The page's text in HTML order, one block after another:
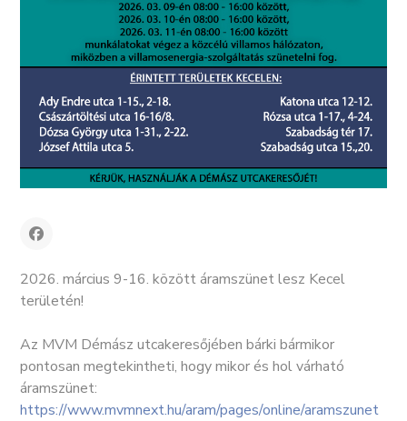
2026. március 9-16. között áramszünet lesz Kecel
területén!
Az MVM Démász utcakeresőjében bárki bármikor
pontosan megtekintheti, hogy mikor és hol várható
áramszünet:
https://www.mvmnext.hu/aram/pages/online/aramszunet